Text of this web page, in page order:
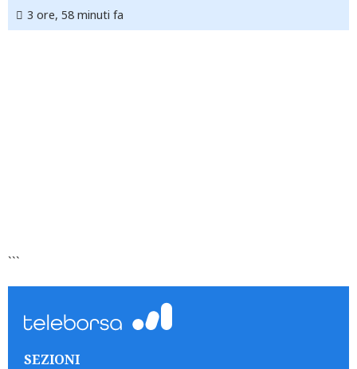
3 ore, 58 minuti fa
```
SEZIONI